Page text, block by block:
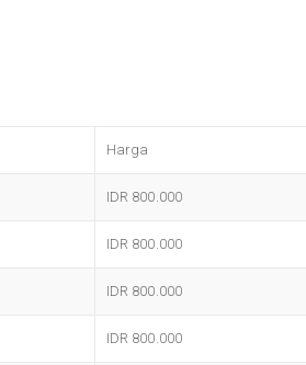
Harga
IDR 800.000
IDR 800.000
IDR 800.000
IDR 800.000